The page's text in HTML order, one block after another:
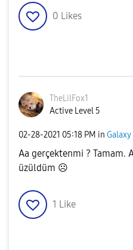
0 Likes
TheLilFox1
Active Level 5
‎02-28-2021 05:18 PM in Galaxy
Aa gerçektenmi ? Tamam.
üzüldüm ☹
1 Like